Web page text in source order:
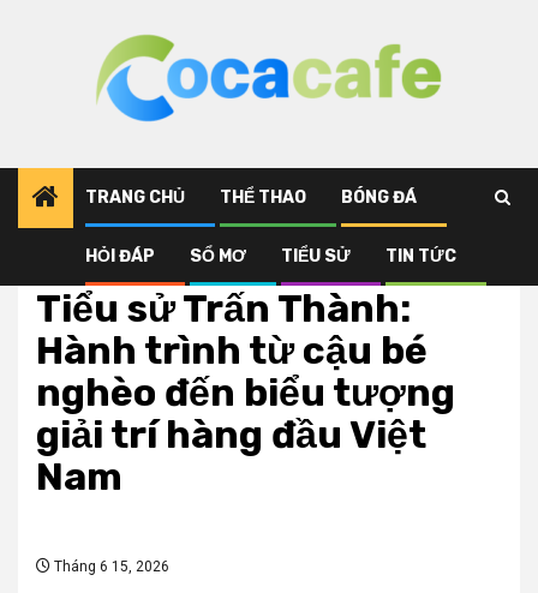
TRANG CHỦ THỂ THAO BÓNG ĐÁ
HỎI ĐÁP SỔ MƠ TIỂU SỬ TIN TỨC
Tiểu sử Trấn Thành:
Hành trình từ cậu bé
nghèo đến biểu tượng
giải trí hàng đầu Việt
Nam
Tháng 6 15, 2026